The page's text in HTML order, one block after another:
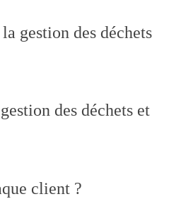
gestion des déchets
des déchets et
client ?